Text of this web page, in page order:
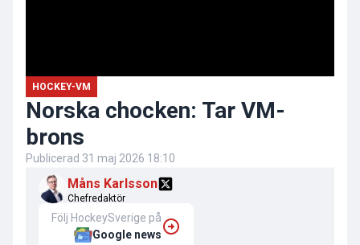
HOCKEY-VM
Norska chocken: Tar VM-
brons
Publicerad 31 maj 2026 18:10
Måns Karlsson
Chefredaktör
Följ HockeySverige på
Google news